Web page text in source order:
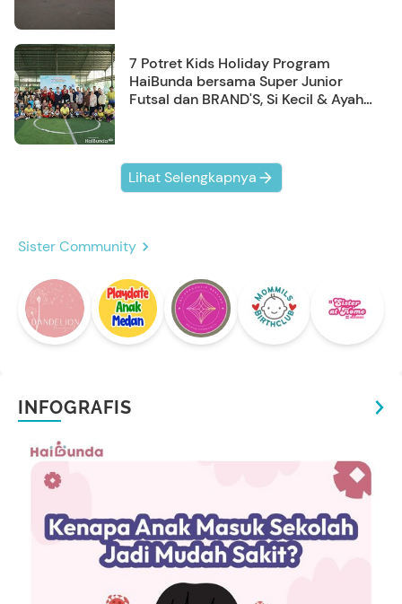
7 Potret Kids Holiday Program
HaiBunda bersama Super Junior
Futsal dan BRAND'S, Si Kecil & Ayah
Lihat Selengkapnya
Sister Community
INFOGRAFIS